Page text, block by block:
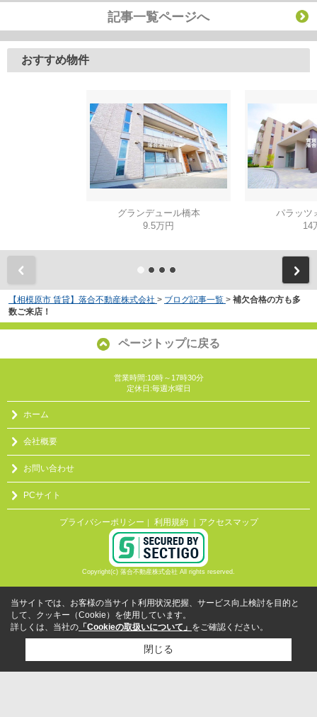
記事一覧ページへ
おすすめ物件
グランデュール橋本
9.5万円
パラッツ
14
【相模原市 賃貸】落合不動産株式会社 > ブログ記事一覧 > 補欠合格の方も多
数ご来店！
ページトップに戻る
営業時間:10時～17時30分
定休日:毎週水曜日
ホーム
会社概要
お問い合わせ
PCサイト
プライバシーポリシー 利用規約 ｜アクセスマップ
Copyright(c) 落合不動産株式会社 All rights reserved.
当サイトでは、お客様の当サイト利用状況把握、サービス向上検討を目的と
して、クッキー（Cookie）を使用しています。
詳しくは、当社の 「Cookieの取扱いについて」 をご確認ください。
閉じる